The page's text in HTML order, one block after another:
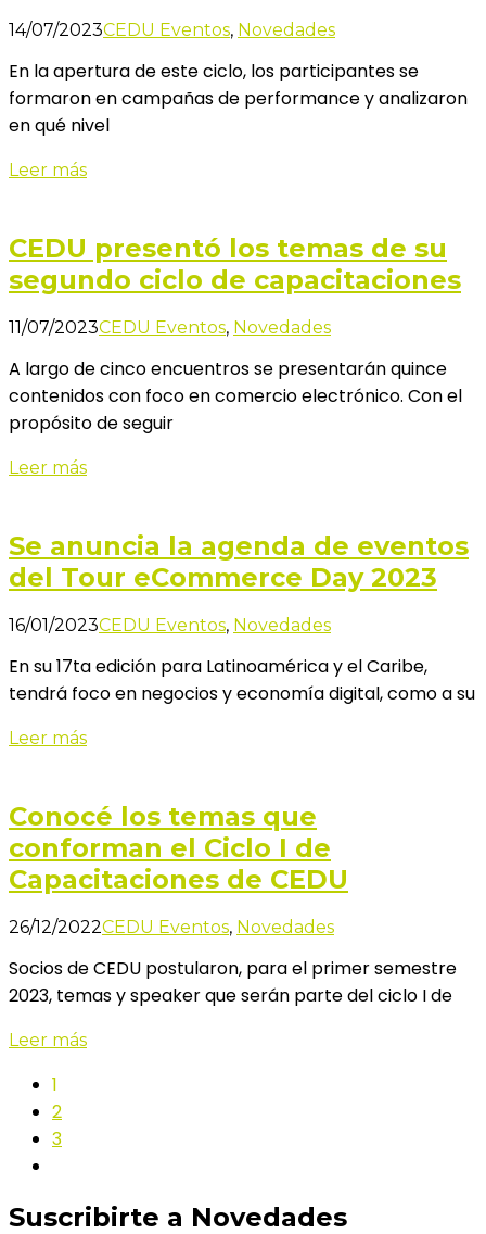
14/07/2023CEDU Eventos, Novedades
En la apertura de este ciclo, los participantes se
formaron en campañas de performance y analizaron
en qué nivel
Leer más
CEDU presentó los temas de su
segundo ciclo de capacitaciones
11/07/2023CEDU Eventos, Novedades
A largo de cinco encuentros se presentarán quince
contenidos con foco en comercio electrónico. Con el
propósito de seguir
Leer más
Se anuncia la agenda de eventos
del Tour eCommerce Day 2023
16/01/2023CEDU Eventos, Novedades
En su 17ta edición para Latinoamérica y el Caribe,
tendrá foco en negocios y economía digital, como a su
Leer más
Conocé los temas que
conforman el Ciclo I de
Capacitaciones de CEDU
26/12/2022CEDU Eventos, Novedades
Socios de CEDU postularon, para el primer semestre
2023, temas y speaker que serán parte del ciclo I de
Leer más
1
2
3
Suscribirte a Novedades